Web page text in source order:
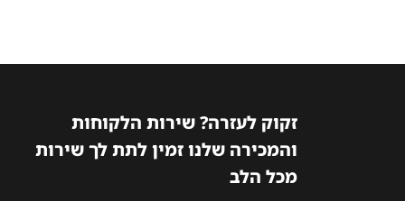
זקוק לעזרה? שירות הלקוחות
והמכירה שלנו זמין לתת לך שירות
מכל הלב